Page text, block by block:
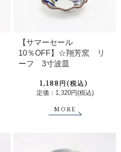
【サマーセール
10％OFF】☆翔芳窯 リ
ーフ 3寸波皿
1,188円(税込)
定価：1,320円(税込)
MORE